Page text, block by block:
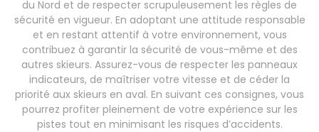
du Nord et de respecter scrupuleusement les règles de
sécurité en vigueur. En adoptant une attitude responsable
et en restant attentif à votre environnement, vous
contribuez à garantir la sécurité de vous-même et des
autres skieurs. Assurez-vous de respecter les panneaux
indicateurs, de maîtriser votre vitesse et de céder la
priorité aux skieurs en aval. En suivant ces consignes, vous
pourrez profiter pleinement de votre expérience sur les
pistes tout en minimisant les risques d’accidents.